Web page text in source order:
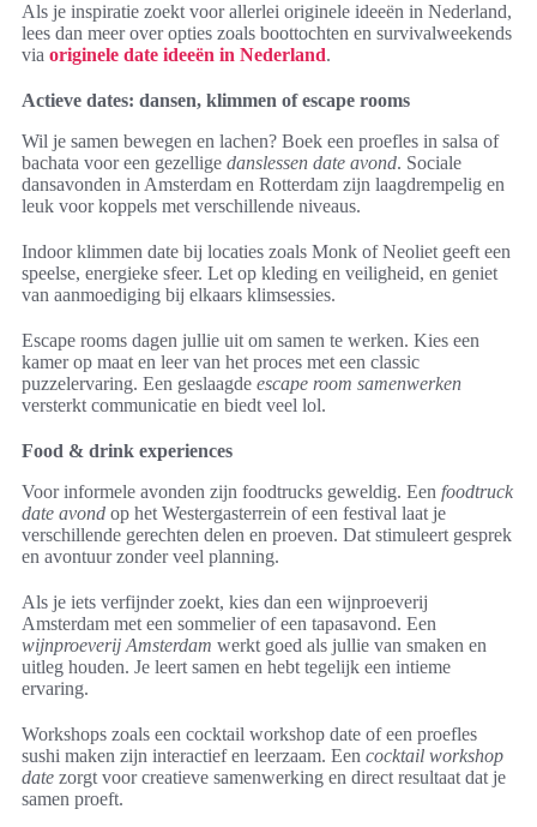
Als je inspiratie zoekt voor allerlei originele ideeën in Nederland,
lees dan meer over opties zoals boottochten en survivalweekends
via originele date ideeën in Nederland.
Actieve dates: dansen, klimmen of escape rooms
Wil je samen bewegen en lachen? Boek een proefles in salsa of
bachata voor een gezellige danslessen date avond. Sociale
dansavonden in Amsterdam en Rotterdam zijn laagdrempelig en
leuk voor koppels met verschillende niveaus.
Indoor klimmen date bij locaties zoals Monk of Neoliet geeft een
speelse, energieke sfeer. Let op kleding en veiligheid, en geniet
van aanmoediging bij elkaars klimsessies.
Escape rooms dagen jullie uit om samen te werken. Kies een
kamer op maat en leer van het proces met een classic
puzzelervaring. Een geslaagde escape room samenwerken
versterkt communicatie en biedt veel lol.
Food & drink experiences
Voor informele avonden zijn foodtrucks geweldig. Een foodtruck
date avond op het Westergasterrein of een festival laat je
verschillende gerechten delen en proeven. Dat stimuleert gesprek
en avontuur zonder veel planning.
Als je iets verfijnder zoekt, kies dan een wijnproeverij
Amsterdam met een sommelier of een tapasavond. Een
wijnproeverij Amsterdam werkt goed als jullie van smaken en
uitleg houden. Je leert samen en hebt tegelijk een intieme
ervaring.
Workshops zoals een cocktail workshop date of een proefles
sushi maken zijn interactief en leerzaam. Een cocktail workshop
date zorgt voor creatieve samenwerking en direct resultaat dat je
samen proeft.